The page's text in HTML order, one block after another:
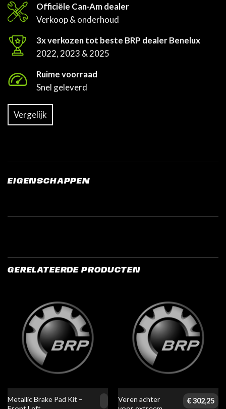
Officiële Can-Am dealer
Verkoop & onderhoud
3x verkozen tot beste BRP dealer Benelux
2022, 2023 & 2025
Ruime voorraad
Snel geleverd
Vergelijk
EIGENSCHAPPEN
GERELATEERDE PRODUCTEN
Metallic Brake Pad Kit –
Veren achter
€302,25